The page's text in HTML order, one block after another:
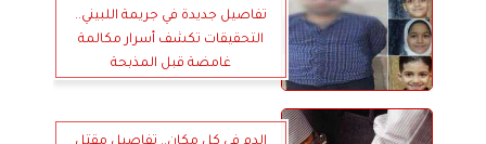
تفاصيل جديدة في جريمة اللبيني..
التحقيقات تكشف أسرار مكالمة
غامضة قبل المذبحة